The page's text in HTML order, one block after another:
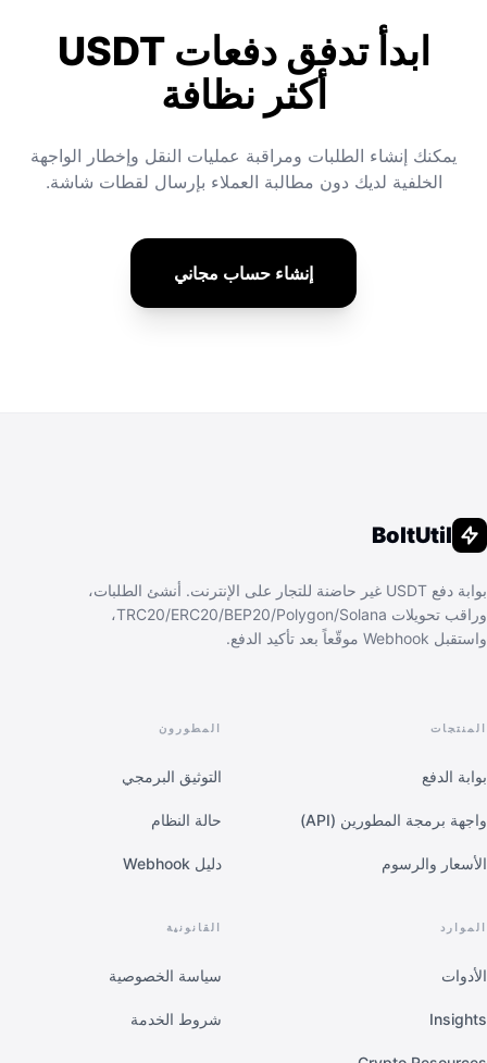
ابدأ تدفق دفعات USDT
أكثر نظافة
يمكنك إنشاء الطلبات ومراقبة عمليات النقل وإخطار الواجهة
الخلفية لديك دون مطالبة العملاء بإرسال لقطات شاشة.
إنشاء حساب مجاني
BoltUtil
بوابة دفع USDT غير حاضنة للتجار على الإنترنت. أنشئ الطلبات،
وراقب تحويلات TRC20/ERC20/BEP20/Polygon/Solana،
واستقبل Webhook موقّعاً بعد تأكيد الدفع.
المنتجات
بوابة الدفع
واجهة برمجة المطورين (API)
الأسعار والرسوم
المطورون
التوثيق البرمجي
حالة النظام
دليل Webhook
الموارد
الأدوات
Insights
القانونية
سياسة الخصوصية
شروط الخدمة